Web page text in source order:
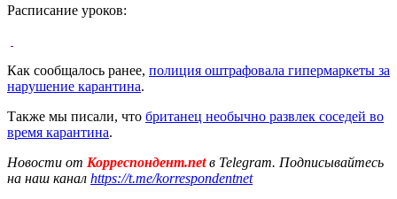
Расписание уроков:
Как сообщалось ранее, полиция оштрафовала гипермаркеты за
нарушение карантина.
Также мы писали, что британец необычно развлек соседей во
время карантина.
Новости от Корреспондент.netв Telegram. Подписывайтесь
на наш канал https://t.me/korrespondentnet